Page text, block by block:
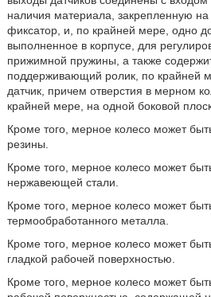
наличия материала, закрепленную на
фиксатор, и, по крайней мере, одно
выполненное в корпусе, для
прижимной пружины, а также
поддерживающий ролик, по крайней
датчик, причем отверстия в мерном
крайней мере, на одной боковой
Кроме того, мерное колесо может
резины.
Кроме того, мерное колесо может
нержавеющей стали.
Кроме того, мерное колесо может
термообработанного металла.
Кроме того, мерное колесо может
гладкой рабочей поверхностью.
Кроме того, мерное колесо может